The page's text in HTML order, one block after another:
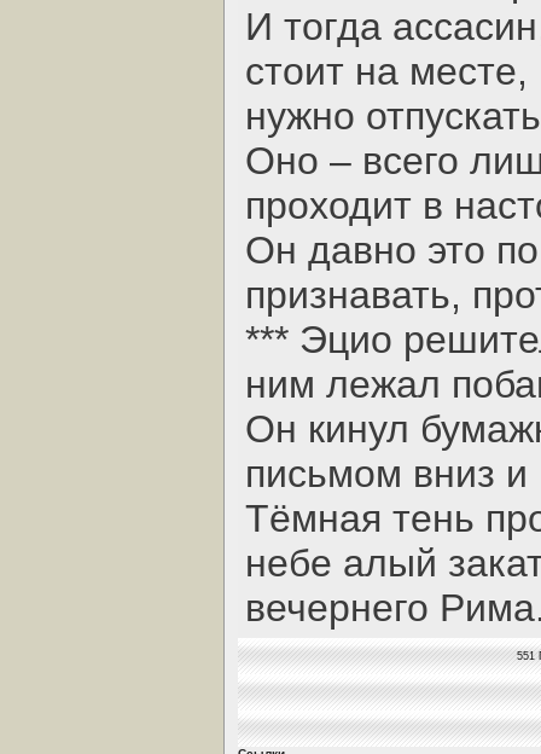
И тогда
стоит на
нужно
Оно – всего
проходит в
Он давно это
признавать,
*** Эцио
ним лежал
Он кинул
письмом вниз и
Тёмная тень
небе алый
вечернего
551